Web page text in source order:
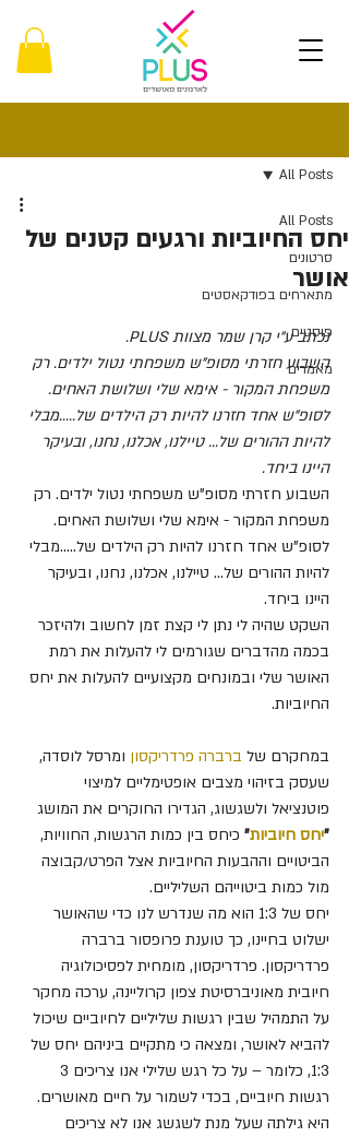
All Posts
סרטונים
מתארחים בפודקאסטים
פוסטים
מאמרים
All Posts
יחס החיוביות ורגעים קטנים של
אושר
נכתב ע"י קרן שמר מצוות PLUS.
השבוע חזרתי מסופ"ש משפחתי נטול ילדים. רק
משפחת המקור - אימא שלי ושלושת האחים.
לסופ"ש אחד חזרנו להיות רק הילדים של.....מבלי
להיות ההורים של... טיילנו, אכלנו, נחנו, ובעיקר
היינו ביחד.
השבוע חזרתי מסופ"ש משפחתי נטול ילדים. רק
משפחת המקור - אימא שלי ושלושת האחים.
לסופ"ש אחד חזרנו להיות רק הילדים של.....מבלי
להיות ההורים של... טיילנו, אכלנו, נחנו, ובעיקר
היינו ביחד.
השקט שהיה לי נתן לי קצת זמן לחשוב ולהיזכר
בכמה מהדברים שגורמים לי להעלות את רמת
האושר שלי ובמונחים מקצועיים להעלות את יחס
החיוביות.
במחקרם של ברברה פרדריקסון ומרסל לוסדה,
שעסק בזיהוי מצבים אופטימליים למיצוי
פוטנציאל ולשגשוג, הגדירו החוקרים את המושג
"יחס חיוביות" כיחס בין כמות הרגשות, החוויות,
הביטויים וההבעות החיוביות אצל הפרט/קבוצה
מול כמות ביטוייהם השליליים.
יחס של 1:3 הוא מה שנדרש לנו כדי שהאושר
ישלוט בחיינו, כך טוענת פרופסור ברברה
פרדריקסון. פרדריקסון, מומחית לפסיכולוגיה
חיובית מאוניברסיטת צפון קרוליינה, ערכה מחקר
על התמהיל שבין רגשות שליליים לחיוביים שיכול
להביא לאושר, ומצאה כי מתקיים ביניהם יחס של
רגשות חיוביים, בכדי לשמור על חיים מאושרים.
היא גילתה שעל מנת לשגשג אנו לא צריכים